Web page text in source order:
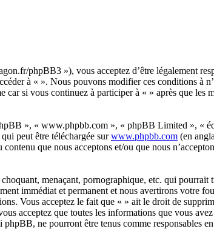
phpBB3 »), vous acceptez d’être légalement
à « ». Nous pouvons modifier ces conditions à
si vous continuez à participer à « » après que les
», « www.phpbb.com », « phpBB Limited », «
peut être téléchargée surwww.phpbb.com (en
que nous acceptons et/ou que nous
menaçant, pornographique, etc. qui pourrait
immédiat et permanent et nous avertirons votre
Vous acceptez le fait que « » ait le droit de
acceptez que toutes les informations que vous
ne pourront être tenus comme responsables